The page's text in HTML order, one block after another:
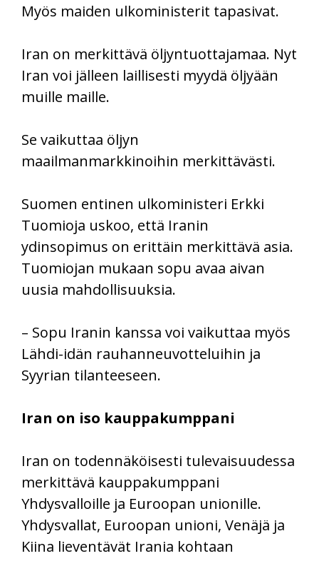
Myös maiden ulkoministerit tapasivat.
Iran on merkittävä öljyntuottajamaa. Nyt
Iran voi jälleen laillisesti myydä öljyään
muille maille.
Se vaikuttaa öljyn
maailmanmarkkinoihin merkittävästi.
Suomen entinen ulkoministeri Erkki
Tuomioja uskoo, että Iranin
ydinsopimus on erittäin merkittävä asia.
Tuomiojan mukaan sopu avaa aivan
uusia mahdollisuuksia.
– Sopu Iranin kanssa voi vaikuttaa myös
Lähdi-idän rauhanneuvotteluihin ja
Syyrian tilanteeseen.
Iran on iso kauppakumppani
Iran on todennäköisesti tulevaisuudessa
merkittävä kauppakumppani
Yhdysvalloille ja Euroopan unionille.
Yhdysvallat, Euroopan unioni, Venäjä ja
Kiina lieventävät Irania kohtaan